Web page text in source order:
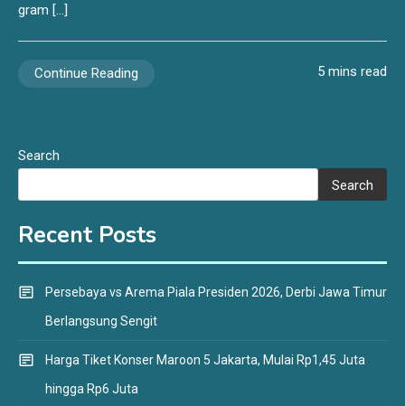
gram […]
Continue Reading 5 mins read
Search
Search
Recent Posts
Persebaya vs Arema Piala Presiden 2026, Derbi Jawa Timur
Berlangsung Sengit
Harga Tiket Konser Maroon 5 Jakarta, Mulai Rp1,45 Juta
hingga Rp6 Juta